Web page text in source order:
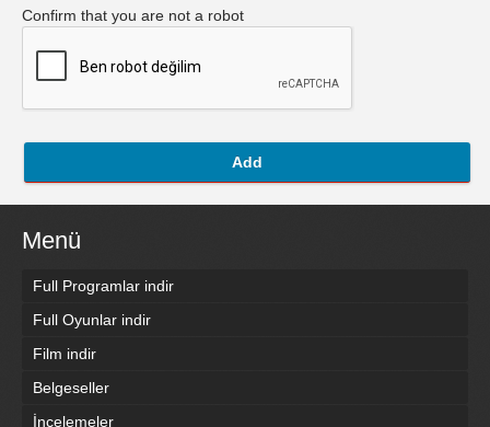
Confirm that you are not a robot
Add
Menü
Full Programlar indir
Full Oyunlar indir
Film indir
Belgeseller
İncelemeler